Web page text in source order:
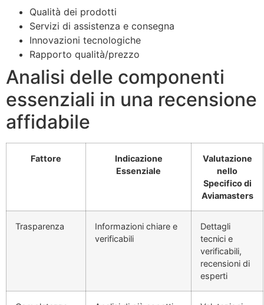
Qualità dei prodotti
Servizi di assistenza e consegna
Innovazioni tecnologiche
Rapporto qualità/prezzo
Analisi delle componenti
essenziali in una recensione
affidabile
Fattore
Indicazione
Essenziale
Valutazione
nello
Specifico di
Aviamasters
Trasparenza
Informazioni chiare e
verificabili
Dettagli
tecnici e
verificabili,
recensioni di
esperti